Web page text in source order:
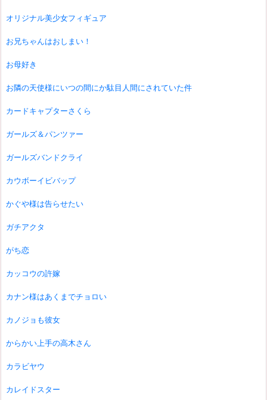
オリジナル美少女フィギュア
お兄ちゃんはおしまい！
お母好き
お隣の天使様にいつの間にか駄目人間にされていた件
カードキャプターさくら
ガールズ＆パンツァー
ガールズバンドクライ
カウボーイビバップ
かぐや様は告らせたい
ガチアクタ
がち恋
カッコウの許嫁
カナン様はあくまでチョロい
カノジョも彼女
からかい上手の高木さん
カラビヤウ
カレイドスター